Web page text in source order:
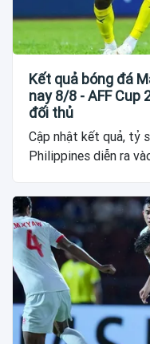
Kết quả bóng đá
nay 8/8 - AFF
đối thủ
Cập nhật kết quả, tỷ
Philippines diễn ra